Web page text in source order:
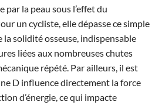
par la peau sous l’effet du
un cycliste, elle dépasse ce simple
la solidité osseuse, indispensable
liées aux nombreuses chutes
répété. Par ailleurs, il est
D influence directement la force
d’énergie, ce qui impacte